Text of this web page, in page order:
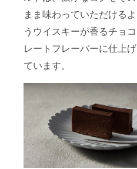
まま味わっていただけるよ
うウイスキーが香るチョコ
レートフレーバーに仕上げ
ています。